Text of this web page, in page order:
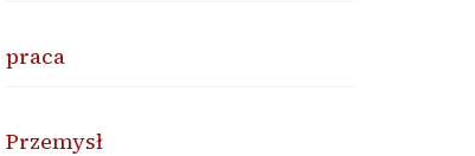
praca
Przemysł